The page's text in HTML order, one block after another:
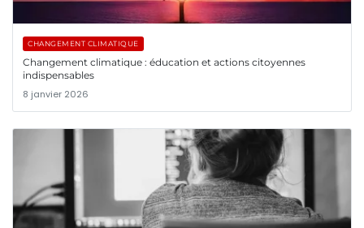
CHANGEMENT CLIMATIQUE
Changement climatique : éducation et actions citoyennes
indispensables
8 janvier 2026